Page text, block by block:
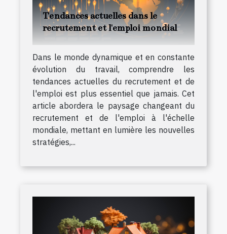
Tendances actuelles dans le
recrutement et l'emploi mondial
Dans le monde dynamique et en constante
évolution du travail, comprendre les
tendances actuelles du recrutement et de
l'emploi est plus essentiel que jamais. Cet
article abordera le paysage changeant du
recrutement et de l'emploi à l'échelle
mondiale, mettant en lumière les nouvelles
stratégies,...